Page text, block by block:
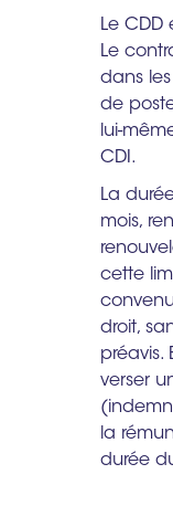
Le
Le
dans
de
lui-
CDI.
La
mois,
cette
droit,
préavis.
verser
la
durée